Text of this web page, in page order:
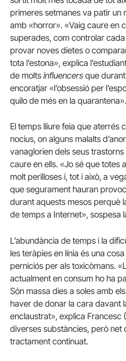
primeres setmanes va patir un
amb «horror». «Vaig caure en
superades, com controlar
provar noves dietes o
tota l’estona», explica
de molts influencers que
encoratjar «l’obsessió per
quilo de més en la quarantena».
El temps lliure feia que aterrés
nocius, on alguns malalts
vanaglorien dels seus trastorns
caure en ells. «Jo sé que totes
molt perilloses i, tot i això, a
que segurament hauran
durant aquests mesos perquè
de temps a Internet», sospesa
L’abundància de temps i la
les teràpies en línia és una
perniciós per als toxicòmans.
actualment en consum ho ha
Són massa dies a soles amb
haver de donar la cara davant
enclaustrat», explica Francesc
diverses substàncies, però net
tractament continuat.